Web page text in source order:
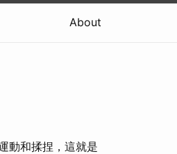
About
動和揉捏，這就是